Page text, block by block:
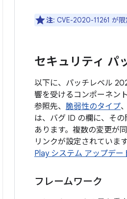
注: CVE-2020-11261 が
セキュリティ パ
以下に、パッチレベル
響を受けるコンポーネン
参照先、 脆弱性のタイプ、
は、バグ ID の欄に、そ
あります。複数の変更が
リンクが設定されていま
Play システム アップデー
フレームワーク